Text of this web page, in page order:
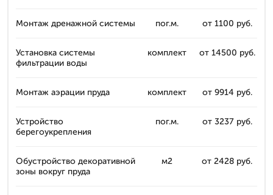
Монтаж дренажной системы пог.м. от 1100 руб.
Установка системы
фильтрации воды
комплект от 14500 руб.
Монтаж аэрации пруда комплект от 9914 руб.
Устройство
берегоукрепления
пог.м. от 3237 руб.
Обустройство декоративной
зоны вокруг пруда
м2 от 2428 руб.